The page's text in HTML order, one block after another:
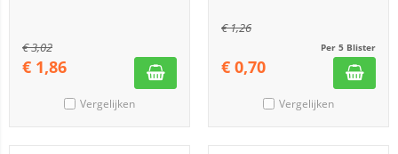
€3,02
€ 1,86
Vergelijken
€1,26
Per 5 Blister
€ 0,70
Vergelijken